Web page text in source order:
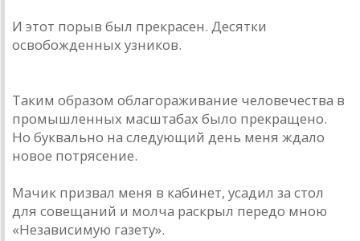
И этот порыв был прекрасен. Десятки
освобожденных узников.
Таким образом облагораживание человечества в
промышленных масштабах было прекращено.
Но буквально на следующий день меня ждало
новое потрясение.
Мачик призвал меня в кабинет, усадил за стол
для совещаний и молча раскрыл передо мною
«Независимую газету».